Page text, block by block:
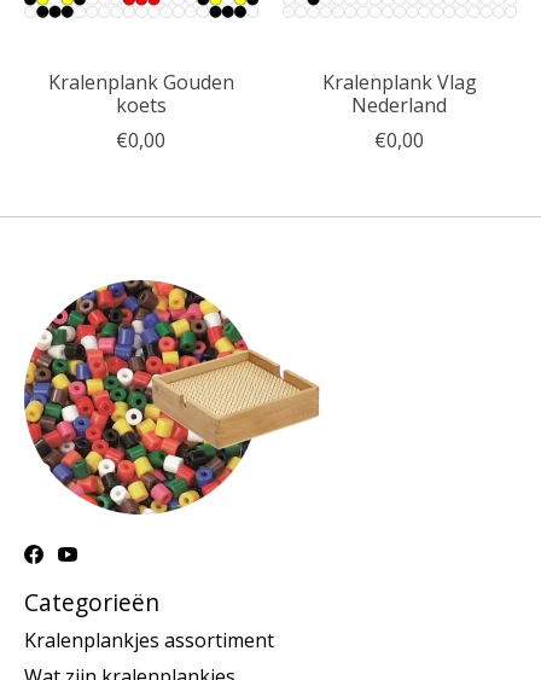
Kralenplank Gouden
koets
€0,00
Kralenplank Vlag
Nederland
€0,00
Categorieën
Kralenplankjes assortiment